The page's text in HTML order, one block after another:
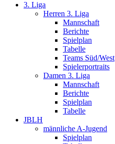
3. Liga
Herren 3. Liga
Mannschaft
Berichte
Spielplan
Tabelle
Teams Süd/West
Spielerportraits
Damen 3. Liga
Mannschaft
Berichte
Spielplan
Tabelle
JBLH
männliche A-Jugend
Spielplan